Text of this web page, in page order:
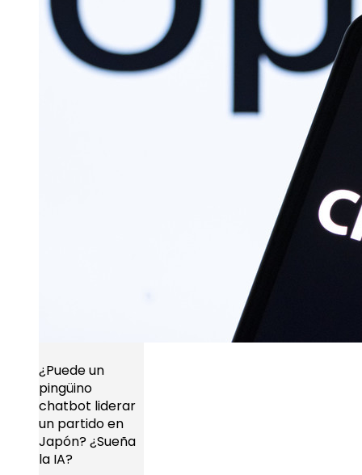
¿Puede un
pingüino
chatbot liderar
un partido en
Japón? ¿Sueña
la IA?